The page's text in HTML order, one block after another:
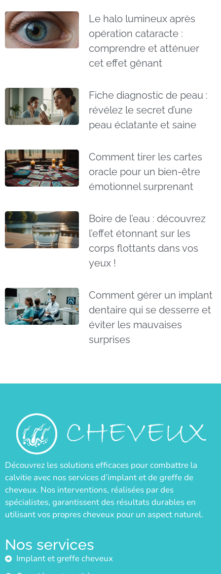
Le halo lumineux après
opération cataracte :
comprendre et atténuer
cet effet gênant
Fiche diagnostic de peau :
révélez le secret d’une
peau éclatante et saine
Comment tirer les cartes
oracle pour un bien-être
émotionnel surprenant
Boire de l’eau : découvrez
l’effet étonnant sur les
corps flottants dans vos
yeux !
Comment gérer un implant
dentaire qui se desserre et
éviter les mauvaises
surprises
Découvrez les solutions efficaces pour combattre la
calvitie avec nos services d’implant et de greffe de
cheveux. Nos interventions, réalisées par des
spécialistes, garantissent des résultats durables en
utilisant vos propres cheveux pour un aspect naturel.
Nos services
Implant et greffe cheveux